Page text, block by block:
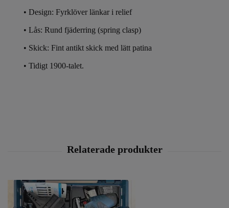
• Design: Fyrklöver länkar i relief
• Lås: Rund fjäderring (spring clasp)
• Skick: Fint antikt skick med lätt patina
• Tidigt 1900-talet.